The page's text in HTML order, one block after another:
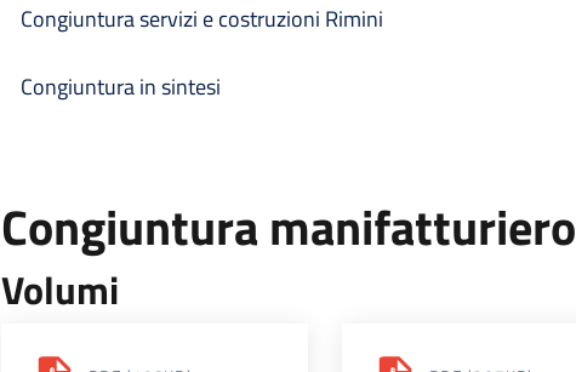
Congiuntura servizi e costruzioni Rimini
Congiuntura in sintesi
Congiuntura manifatturiero
Volumi